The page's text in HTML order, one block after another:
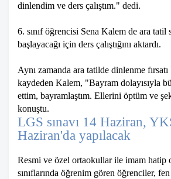
dinlendim ve ders çalıştım." dedi.
6. sınıf öğrencisi Sena Kalem de ara tatil
başlayacağı için ders çalıştığını aktardı.
Aynı zamanda ara tatilde dinlenme
kaydeden Kalem, "Bayram dolayısıyla
ettim, bayramlaştım. Ellerini öptüm ve
konuştu.
LGS sınavı 14 Haziran,
Haziran'da yapılacak
Resmi ve özel ortaokullar ile imam hatip
sınıflarında öğrenim gören öğrenciler,